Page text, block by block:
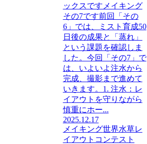
ックスですメイキング
その7です前回「その
6」では、ミスト育成50
日後の成果と「蒸れ」
という課題を確認しま
した。今回「その7」で
は、いよいよ注水から
完成、撮影まで進めて
いきます。1. 注水：レ
イアウトを守りながら
慎重にホー...
2025.12.17
メイキング世界水草レ
イアウトコンテスト